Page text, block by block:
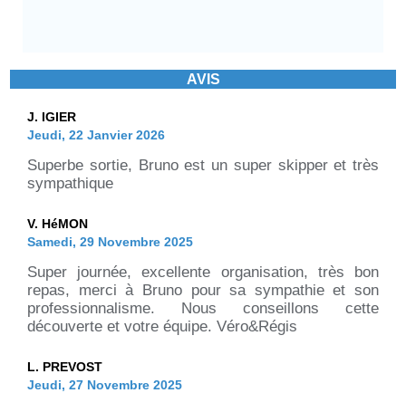
AVIS
J. IGIER
Jeudi, 22 Janvier 2026
Superbe sortie, Bruno est un super skipper et très
sympathique
V. HéMON
Samedi, 29 Novembre 2025
Super journée, excellente organisation, très bon
repas, merci à Bruno pour sa sympathie et son
professionnalisme. Nous conseillons cette
découverte et votre équipe. Véro&Régis
L. PREVOST
Jeudi, 27 Novembre 2025